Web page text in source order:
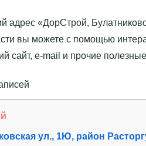
адрес «‎ДорСтрой,
вы можете с помощью
сайт, e-mail и прочие
ул., 1Ю, район